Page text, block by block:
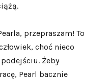
przepraszam! To
choć nieco
Żeby
Pearl bacznie